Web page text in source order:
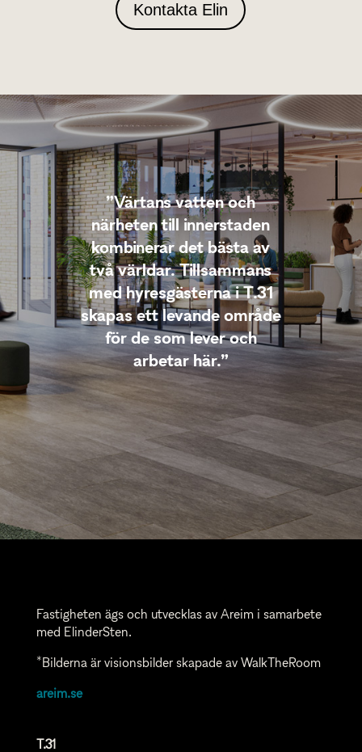
Kontakta Elin
”Värtans vatten och
närheten till innerstaden
kombinerar det bästa av
två världar. Tillsammans
med hyresgästerna i T.31
skapas ett levande område
för de som lever och
arbetar här.”
Fastigheten ägs och utvecklas av Areim i samarbete
med ElinderSten.
*Bilderna är visionsbilder skapade av WalkTheRoom
areim.se
T.31